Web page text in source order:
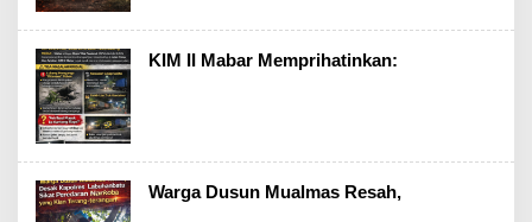
KIM II Mabar Memprihatinkan:
Warga Dusun Mualmas Resah,